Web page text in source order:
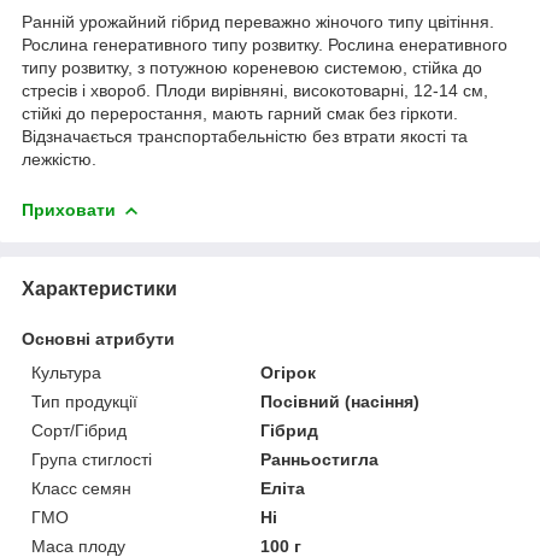
Ранній урожайний гібрид переважно жіночого типу цвітіння.
Рослина генеративного типу розвитку. Рослина енеративного
типу розвитку, з потужною кореневою системою, стійка до
стресів і хвороб. Плоди вирівняні, високотоварні, 12-14 см,
стійкі до переростання, мають гарний смак без гіркоти.
Відзначається транспортабельністю без втрати якості та
лежкістю.
Приховати
Характеристики
Основні атрибути
Культура
Огірок
Тип продукції
Посівний (насіння)
Сорт/Гібрид
Гібрид
Група стиглості
Ранньостигла
Класс семян
Еліта
ГМО
Ні
Маса плоду
100 г